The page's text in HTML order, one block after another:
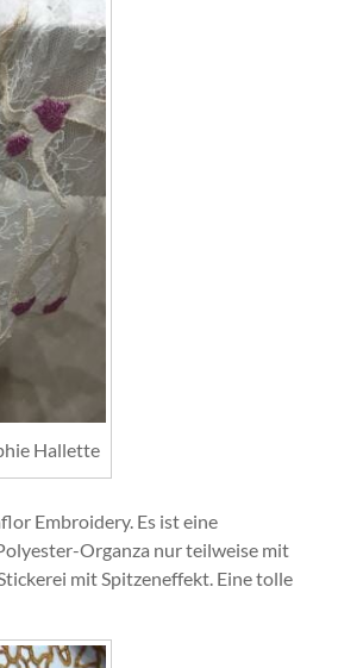
Hallette
Embroidery. Es ist eine
Organza nur teilweise mit
mit Spitzeneffekt. Eine tolle